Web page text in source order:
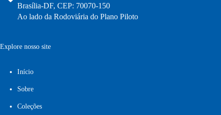
Brasília-DF, CEP: 70070-150
Ao lado da Rodoviária do Plano Piloto
Explore nosso site
Início
Sobre
Coleções